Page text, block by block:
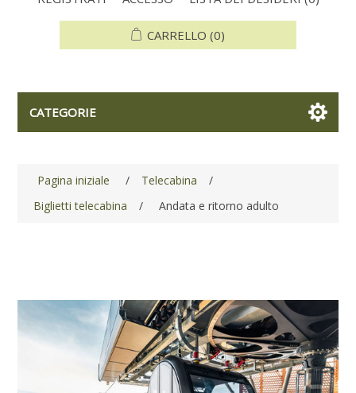
CARRELLO (0)
CATEGORIE
Pagina iniziale / Telecabina
/
Biglietti telecabina
/ Andata e ritorno adulto